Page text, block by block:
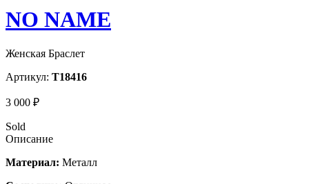
NO NAME
Женская Браслет
Артикул: T18416
3 000 ₽
Sold
Описание
Материал: Металл